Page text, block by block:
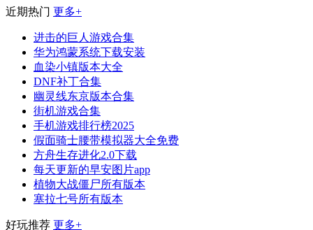
近期热门 更多+
进击的巨人游戏合集
华为鸿蒙系统下载安装
血染小镇版本大全
DNF补丁合集
幽灵线东京版本合集
街机游戏合集
手机游戏排行榜2025
假面骑士腰带模拟器大全免费
方舟生存进化2.0下载
每天更新的早安图片app
植物大战僵尸所有版本
塞拉七号所有版本
好玩推荐 更多+